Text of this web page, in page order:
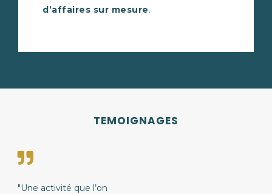
d’affaires sur mesure.
TEMOIGNAGES
"Une activité que l’on